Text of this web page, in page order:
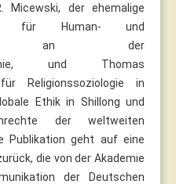
Micewski, der ehemalige
für Human- und
an der
und Thomas
Religionssoziologie in
Ethik in Shillong und
der weltweiten
Publikation geht auf eine
die von der Akademie
der Deutschen